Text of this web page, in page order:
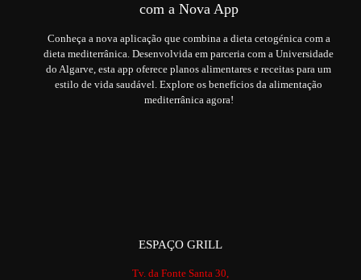
com a Nova App
Conheça a nova aplicação que combina a dieta cetogénica com a
dieta mediterrânica. Desenvolvida em parceria com a Universidade
do Algarve, esta app oferece planos alimentares e receitas para um
estilo de vida saudável. Explore os benefícios da alimentação
mediterrânica agora!
ESPAÇO GRILL
Tv. da Fonte Santa 30,